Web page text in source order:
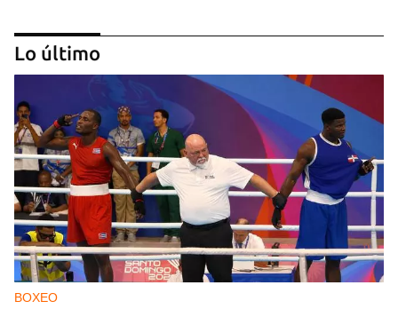
VENEZUELA
El chavismo y la oposición dan los primeros pasos
en el diálogo con la transición en la agenda
Lo último
BOXEO